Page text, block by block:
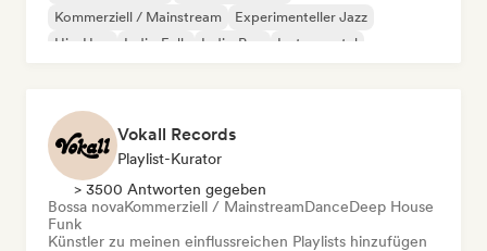
Kommerziell / Mainstream
Experimenteller Jazz
Hip-Hop
Indie-Folk Indie-Pop Instrumental
Vokall Records
Playlist-Kurator
> 3500 Antworten gegeben
Bossa novaKommerziell / MainstreamDanceDeep House
Funk
Künstler zu meinen einflussreichen Playlists hinzufügen